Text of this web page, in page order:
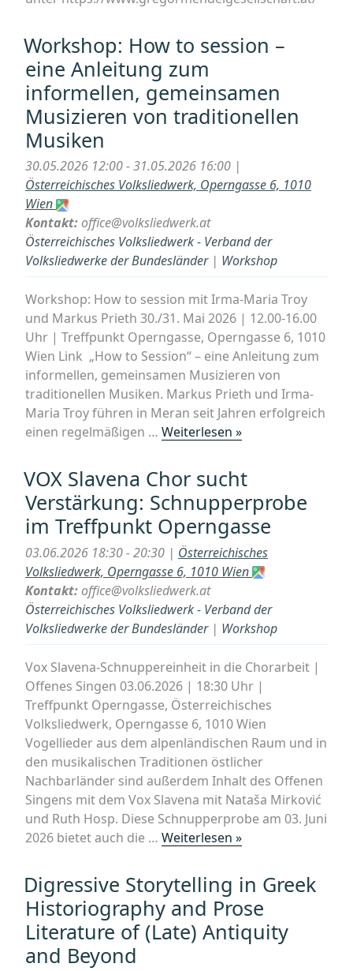
Workshop: How to session –
eine Anleitung zum
informellen, gemeinsamen
Musizieren von traditionellen
Musiken
30.05.2026 12:00 - 31.05.2026 16:00 |
Österreichisches Volksliedwerk, Operngasse 6, 1010
Wien
Kontakt:office@volksliedwerk.at
Österreichisches Volksliedwerk - Verband der
Volksliedwerke der Bundesländer| Workshop
Workshop: How to session mit Irma-Maria Troy
und Markus Prieth 30./31. Mai 2026 | 12.00-16.00
Uhr | Treffpunkt Operngasse, Operngasse 6, 1010
Wien Link „How to Session“ – eine Anleitung zum
informellen, gemeinsamen Musizieren von
traditionellen Musiken. Markus Prieth und Irma-
Maria Troy führen in Meran seit Jahren erfolgreich
einen regelmäßigen … Weiterlesen »„Workshop:
to
session
–
eine
Anleitung
zum
informellen,
gemeinsamen
Musizieren
traditionellen
Musiken“
VOX Slavena Chor sucht
Verstärkung: Schnupperprobe
im Treffpunkt Operngasse
03.06.2026 18:30 - 20:30 | Österreichisches
Volksliedwerk, Operngasse 6, 1010 Wien
Kontakt:office@volksliedwerk.at
Österreichisches Volksliedwerk - Verband der
Volksliedwerke der Bundesländer| Workshop
Vox Slavena-Schnuppereinheit in die Chorarbeit |
Offenes Singen 03.06.2026 | 18:30 Uhr |
Treffpunkt Operngasse, Österreichisches
Volksliedwerk, Operngasse 6, 1010 Wien
Vogellieder aus dem alpenländischen Raum und in
den musikalischen Traditionen östlicher
Nachbarländer sind außerdem Inhalt des Offenen
Singens mit dem Vox Slavena mit Nataša Mirković
und Ruth Hosp. Diese Schnupperprobe am 03. Juni
2026 bietet auch die … Weiterlesen »„VOX
Chor
sucht
Verstärkung:
Schnupperprobe
im
Digressive Storytelling in Greek
Historiography and Prose
Literature of (Late) Antiquity
and Beyond